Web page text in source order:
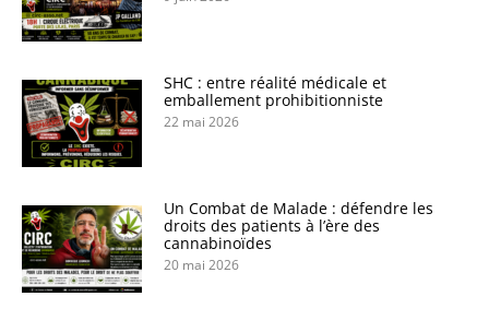
SHC : entre réalité médicale et
emballement prohibitionniste
22 mai 2026
Un Combat de Malade : défendre les
droits des patients à l’ère des
cannabinoïdes
20 mai 2026